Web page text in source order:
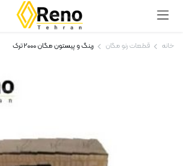
خانه قطعات رنو مگان رینگ و پیستون مگان ۲۰۰۰ ترک